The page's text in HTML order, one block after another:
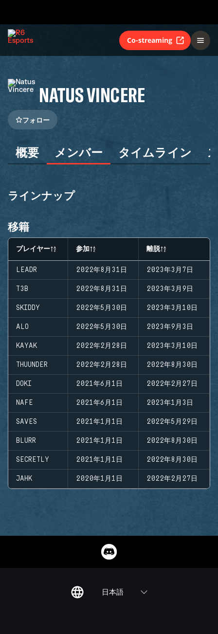
Co-streaming
NATUS VINCERE
フォロー
概要 メンバー タイムライン
ラインナップ
移籍
プレイヤー 参加 離脱
LEADR 2022年8月31日 2023年3月7日
T3B 2022年8月31日 2023年3月9日
SKIDDY 2022年5月30日 2023年3月10日
ALO 2022年5月30日 2023年9月3日
KAYAK 2022年2月28日 2023年3月10日
THUUNDER 2022年2月28日 2022年8月30日
DOKI 2021年6月1日 2022年2月27日
NAFE 2021年6月1日 2023年1月3日
SAVES 2021年1月1日 2022年5月29日
BLURR 2021年1月1日 2022年8月30日
SECRETLY 2021年1月1日 2022年8月30日
JAHK 2020年1月1日 2022年2月27日
日本語